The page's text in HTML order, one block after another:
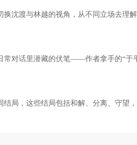
沈渡与林越的视角，从不同立场去理
常对话里潜藏的伏笔——作者拿手的“于
局，这些结局包括和解、分离、守望